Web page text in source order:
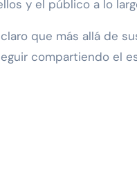
y el público a lo
que más allá de
compartiendo el